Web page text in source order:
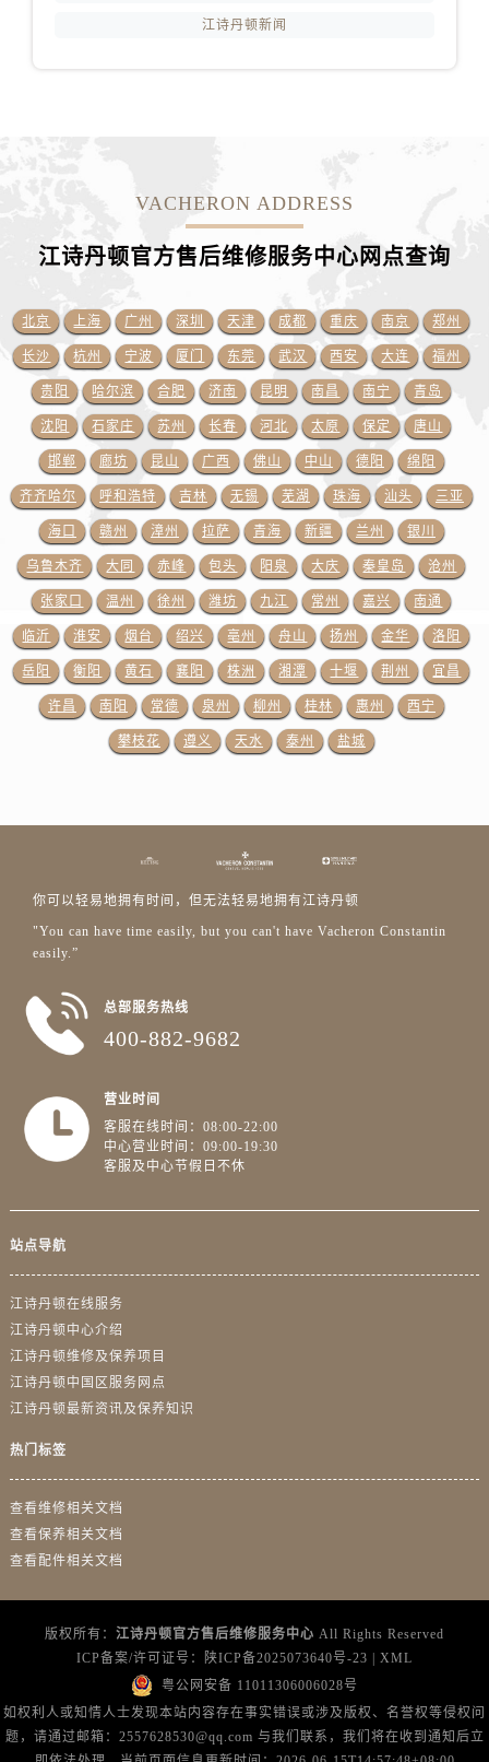
江诗丹顿新闻
VACHERON ADDRESS
江诗丹顿官方售后维修服务中心网点查询
北京 上海 广州 深圳 天津 成都 重庆 南京 郑州
长沙 杭州 宁波 厦门 东莞 武汉 西安 大连 福州
贵阳 哈尔滨 合肥 济南 昆明 南昌 南宁 青岛
沈阳 石家庄 苏州 长春 河北 太原 保定 唐山
邯郸 廊坊 昆山 广西 佛山 中山 德阳 绵阳
齐齐哈尔 呼和浩特 吉林 无锡 芜湖 珠海 汕头 三亚
海口 赣州 漳州 拉萨 青海 新疆 兰州 银川
乌鲁木齐 大同 赤峰 包头 阳泉 大庆 秦皇岛 沧州
张家口 温州 徐州 潍坊 九江 常州 嘉兴 南通
临沂 淮安 烟台 绍兴 亳州 舟山 扬州 金华 洛阳
岳阳 衡阳 黄石 襄阳 株洲 湘潭 十堰 荆州 宜昌
许昌 南阳 常德 泉州 柳州 桂林 惠州 西宁
攀枝花 遵义 天水 泰州 盐城
你可以轻易地拥有时间，但无法轻易地拥有江诗丹顿
"You can have time easily, but you can't have Vacheron Constantin
easily.”
总部服务热线
400-882-9682
营业时间
客服在线时间：08:00-22:00
中心营业时间：09:00-19:30
客服及中心节假日不休
站点导航
江诗丹顿在线服务
江诗丹顿中心介绍
江诗丹顿维修及保养项目
江诗丹顿中国区服务网点
江诗丹顿最新资讯及保养知识
热门标签
查看维修相关文档
查看保养相关文档
查看配件相关文档
版权所有： 江诗丹顿官方售后维修服务中心 All Rights Reserved
ICP备案/许可证号：
陕ICP备2025073640号-23
XML
粤公网安备 11011306006028号
如权利人或知情人士发现本站内容存在事实错误或涉及版权、名誉权等侵权问
题，请通过邮箱：2557628530@qq.com 与我们联系，我们将在收到通知后立